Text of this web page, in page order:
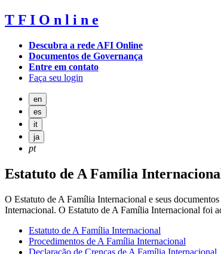
T F I O n l i n e
Descubra a rede AFI Online
Documentos de Governança
Entre em contato
Faça seu login
en
es
it
ja
pt
Estatuto de A Família
O Estatuto de A Família Internacional e seus
Internacional. O Estatuto de A Família Internacional foi
Estatuto de A Família Internacional
Procedimentos de A Família Internacional
Declaração de Crenças de A Família Internacional